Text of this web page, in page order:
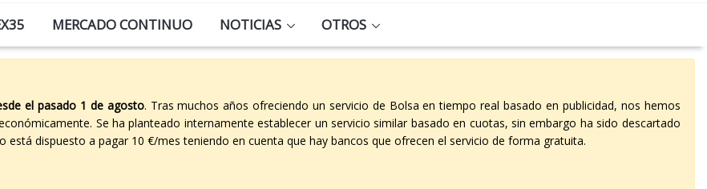
MERCADO CONTINUO NOTICIAS OTROS
el pasado 1 de agosto. Tras muchos años ofreciendo un servicio de Bolsa en tiempo real basado en publicidad, nos hemos
Se ha planteado internamente establecer un servicio similar basado en cuotas, sin embargo ha sido descartado
está dispuesto a pagar 10 €/mes teniendo en cuenta que hay bancos que ofrecen el servicio de forma gratuita.